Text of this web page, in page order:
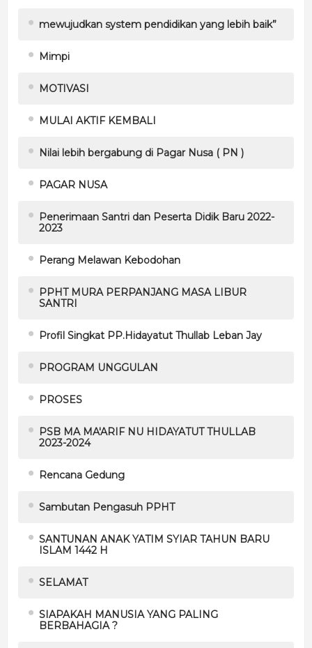
mewujudkan system pendidikan yang lebih baik”
Mimpi
MOTIVASI
MULAI AKTIF KEMBALI
Nilai lebih bergabung di Pagar Nusa ( PN )
PAGAR NUSA
Penerimaan Santri dan Peserta Didik Baru 2022-
2023
Perang Melawan Kebodohan
PPHT MURA PERPANJANG MASA LIBUR
SANTRI
Profil Singkat PP.Hidayatut Thullab Leban Jay
PROGRAM UNGGULAN
PROSES
PSB MA MA'ARIF NU HIDAYATUT THULLAB
2023-2024
Rencana Gedung
Sambutan Pengasuh PPHT
SANTUNAN ANAK YATIM SYIAR TAHUN BARU
ISLAM 1442 H
SELAMAT
SIAPAKAH MANUSIA YANG PALING
BERBAHAGIA ?